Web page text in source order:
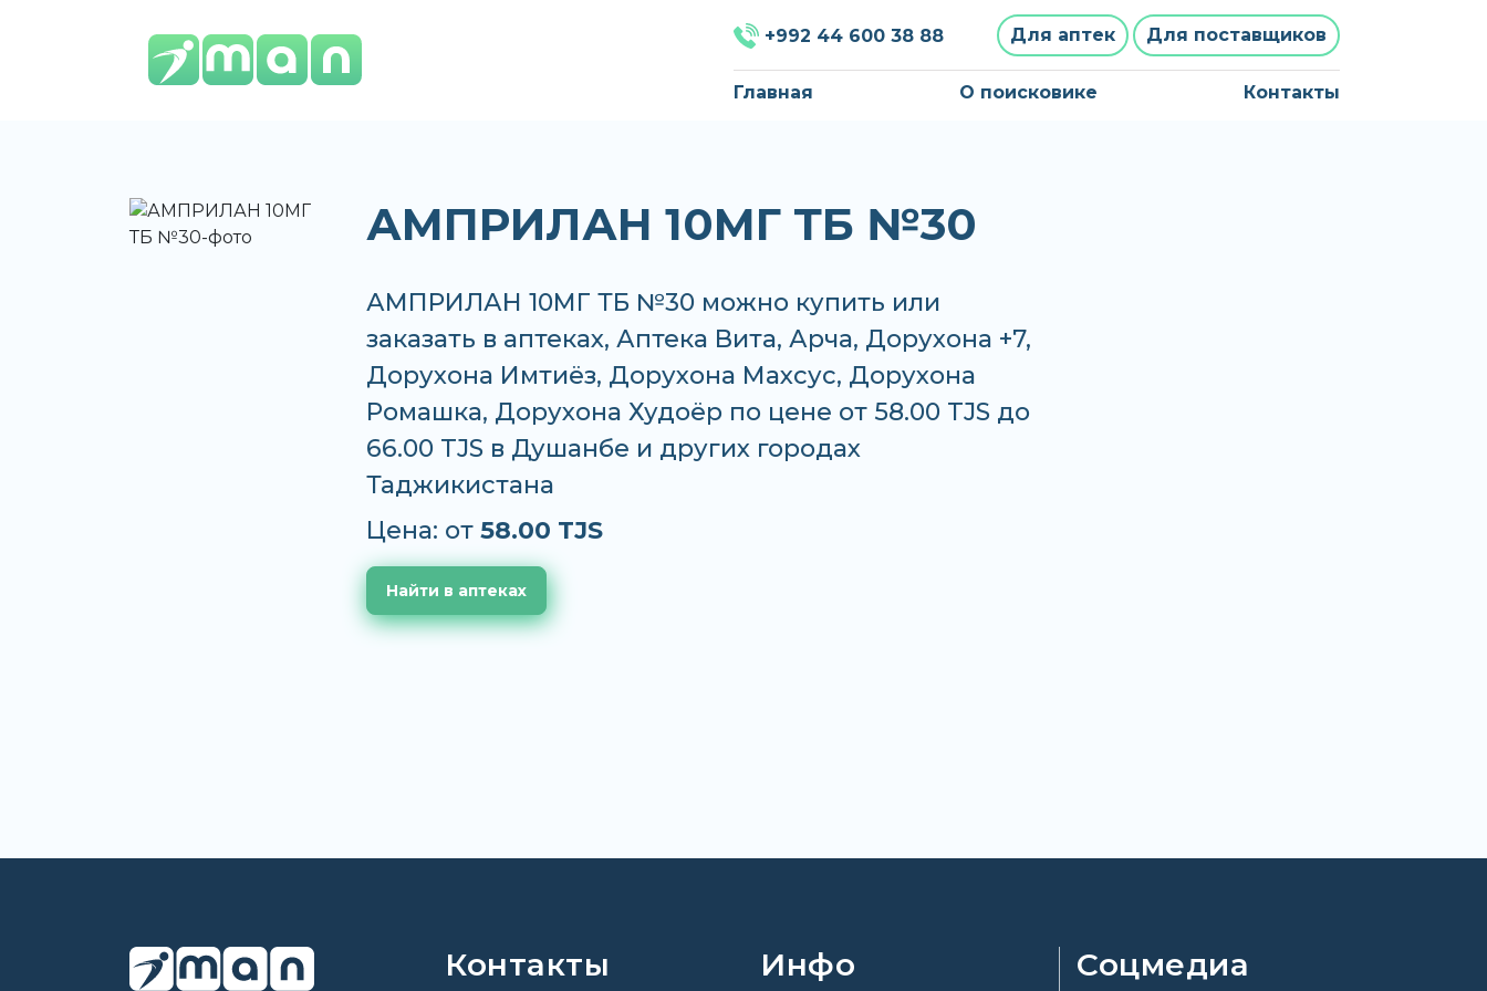
+992 44 600 38 88 Для аптек Для поставщиков
Главная О поисковике Контакты
АМПРИЛАН 10МГ ТБ №30
АМПРИЛАН 10МГ ТБ №30 можно купить или
заказать в аптеках, Аптека Вита, Арча, Дорухона +7,
Дорухона Имтиёз, Дорухона Махсус, Дорухона
Ромашка, Дорухона Худоёр по цене от 58.00 TJS до
66.00 TJS в Душанбе и других городах
Таджикистана
Цена: от 58.00 TJS
Найти в аптеках
Контакты Инфо Соцмедиа